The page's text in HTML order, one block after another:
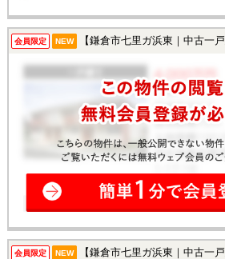
会員限定 NEW 【鎌倉市七里ガ浜東｜中古一戸
会員限定 NEW 【鎌倉市七里ガ浜東｜中古一戸